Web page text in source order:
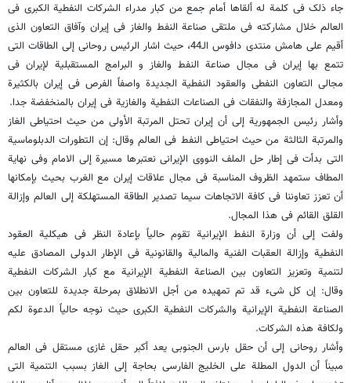
جاء ذلک فی کلمة له ألقاها أمام جمع من کبار مدراء الشرکات النفطیة الکبری فی
العالم خلال مشارکته فی ملتقی صناعة النفط والغاز فی إیران وآفاق التعاون الذی
أقیم علی هامش منتدی دافوس الـ44، حیث اشار الرئیس روحانی إلی الطاقات التی
تتمع بها إیران فی مجال صناعة النفط والغاز و البرامج المستقبلیة لإیران فی
مجالی التعاون النفطی والعقود النفطیة الجدیدة واصفاً الفرص فی إیران بالکثیرة
ومعدل المجازفة والنفقات فی الصناعات النفطیة والغازیة فی إیران بالمنخفضة جدا.
وأشار رئیس الجمهوریة إلی أن إیران تحتل المرتبة الأولی من حیث احتیاطی الغاز
والمرتبة الثالثة من حیث احتیاطی النفط فی العالم وقال: إن التطورات الدبلوماسیة
التی بدأت فی إطار حل الملف النووی الإیرانی نعتبرها مسیرة إلی الامام وفی نهایة
المطاف ستمهد الظروف المناسبة فی مجال علاقات إیران مع الغرب بحیث بإمکانها
أن تعزز تعاوننا فی کافة الاتجاهات سیما تصدیر الطاقة المستهلکة إلی العالم وإزالة
القلق القائم فی هذا المجال.
ولفت إلی أن وزارة النفط الإیرانیة تقوم حالیاً بإعادة النظر فی هیکلیة العقود
النفطیة وإزالة العقبات الفنیة والمالیة والقانونیة فی الإطار الدولی المصادق علیه
لتنمیة وتعزیز التعاون بین الصناعة النفطیة الإیرانیة مع کبار الشرکات النفطیة
وقال: إن کل شیء قد تم تمهیده من أجل الانطلاق بمرحلة جدیدة للتعاون بین
الصناعة النفطیة الإیرانیة والشرکات النفطیة الکبری حیث نوجه حالیاً الدعوة لکم
ولکافة هذه الشرکات.
وأشار روحانی إلی أن حقل بارس الجنوبی یعد أکبر حقل غازی مستقل فی العالم
مبیناً أن الدول المطلة علی الخلیج الفارسی بحاجة إلی الغاز بسبب التنمیة التی